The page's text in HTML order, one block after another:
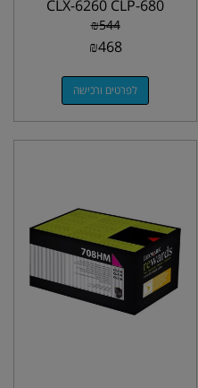
CLX-6260 CLP-680
₪544
₪468
לפרטים ורכישה